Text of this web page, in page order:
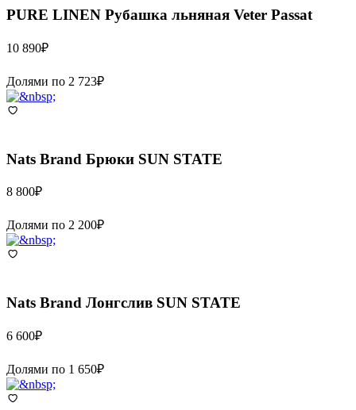
PURE LINEN Рубашка льняная Veter Passat
10 890₽
Долями по 2 723₽
Nats Brand Брюки SUN STATE
8 800₽
Долями по 2 200₽
Nats Brand Лонгслив SUN STATE
6 600₽
Долями по 1 650₽